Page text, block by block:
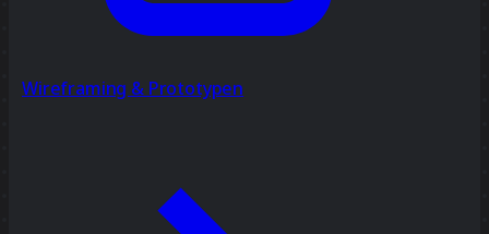
Wireframing & Prototypen